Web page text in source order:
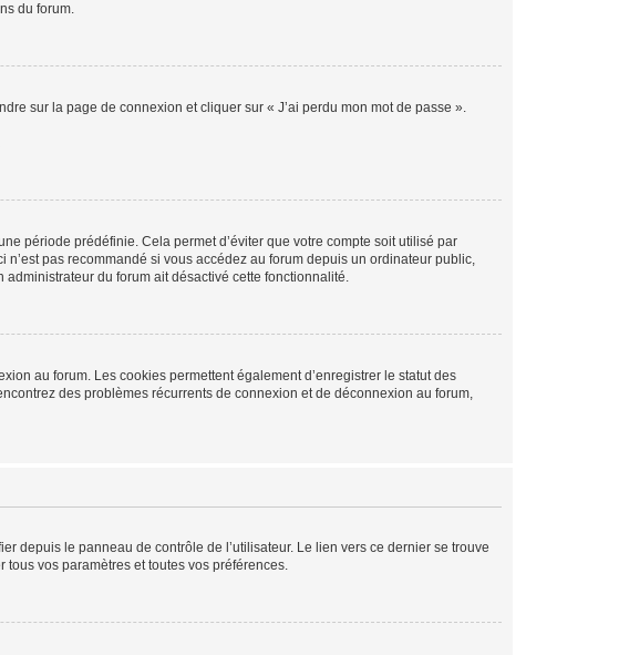
du forum.
sur la page de connexion et cliquer sur « J’ai perdu mon mot de passe ».
période prédéfinie. Cela permet d’éviter que votre compte soit utilisé par
pas recommandé si vous accédez au forum depuis un ordinateur public,
administrateur du forum ait désactivé cette fonctionnalité.
au forum. Les cookies permettent également d’enregistrer le statut des
des problèmes récurrents de connexion et de déconnexion au forum,
depuis le panneau de contrôle de l’utilisateur. Le lien vers ce dernier se trouve
vos paramètres et toutes vos préférences.